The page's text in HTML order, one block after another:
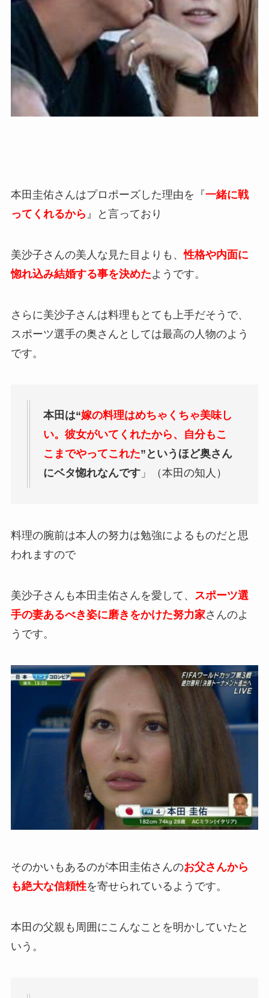
本田圭佑さんはプロポーズした理由を『一緒に戦
ってくれるから 』と言っており
美沙子さんの美人な見た目よりも、性格や内面に
惚れ込み結婚する事を決めたようです。
さらに美沙子さんは料理もとても上手だそうで、
スポーツ選手の奥さんとしては最高の人物のよう
です。
本田は“嫁の料理はめちゃくちゃ美味し
い。彼女がいてくれたから、自分もこ
こまでやってこれた”というほど奥さん
にベタ惚れなんです」（本田の知人）
料理の腕前は本人の努力は勉強によるものだと思
われますので
美沙子さんも本田圭佑さんを愛して、
スポーツ選
手の妻あるべき姿に磨きをかけた努力家さんのよ
うです。
そのかいもあるのが本田圭佑さんのお父さんから
も絶大な信頼性を寄せられているようです。
本田の父親も周囲にこんなことを明かしていたと
いう。